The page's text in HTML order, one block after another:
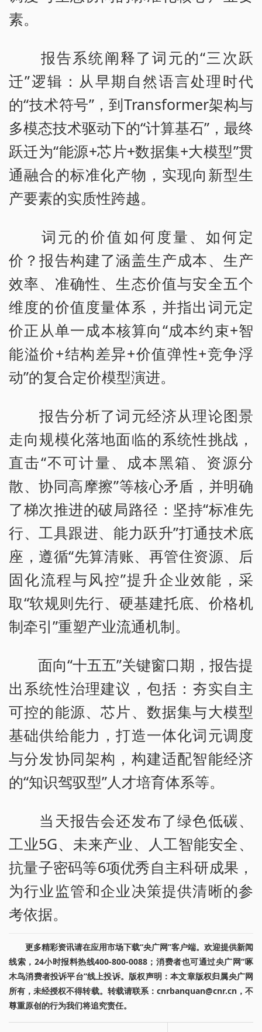
素。
报告系统阐释了词元的“三次跃
迁”逻辑：从早期自然语言处理时代
的“技术符号”，到Transformer架构与
多模态技术驱动下的“计算基石”，最终
跃迁为“能源+芯片+数据集+大模型”贯
通融合的标准化产物，实现向新型生
产要素的实质性跨越。
词元的价值如何度量、如何定
价？报告构建了涵盖生产成本、生产
效率、准确性、生态价值与安全五个
维度的价值度量体系，并指出词元定
价正从单一成本核算向“成本约束+智
能溢价+结构差异+价值弹性+竞争浮
动”的复合定价模型演进。
报告分析了词元经济从理论图景
走向规模化落地面临的系统性挑战，
直击“不可计量、成本黑箱、资源分
散、协同高摩擦”等核心矛盾，并明确
了梯次推进的破局路径：坚持“标准先
行、工具跟进、能力跃升”打通技术底
座，遵循“先算清账、再管住资源、后
固化流程与风控”提升企业效能，采
取“软规则先行、硬基建托底、价格机
制牵引”重塑产业流通机制。
面向“十五五”关键窗口期，报告提
出系统性治理建议，包括：夯实自主
可控的能源、芯片、数据集与大模型
基础供给能力，打造一体化词元调度
与分发协同架构，构建适配智能经济
的“知识驾驭型”人才培育体系等。
当天报告会还发布了绿色低碳、
工业5G、未来产业、人工智能安全、
抗量子密码等6项优秀自主科研成果，
为行业监管和企业决策提供清晰的参
考依据。
更多精彩资讯请在应用市场下载“央广网”客户端。欢迎提供新闻
线索，24小时报料热线400-800-0088；消费者也可通过央广网“啄
木鸟消费者投诉平台”线上投诉。版权声明：本文章版权归属央广网
所有，未经授权不得转载。转载请联系：cnrbanquan@cnr.cn，不
尊重原创的行为我们将追究责任。